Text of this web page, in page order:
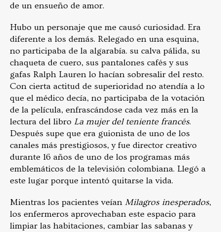
de un ensueño de amor.
Hubo un personaje que me causó curiosidad. Era
diferente a los demás. Relegado en una esquina,
no participaba de la algarabía. su calva pálida, su
chaqueta de cuero, sus pantalones cafés y sus
gafas Ralph Lauren lo hacían sobresalir del resto.
Con cierta actitud de superioridad no atendía a lo
que el médico decía, no participaba de la votación
de la película, enfrascándose cada vez más en la
lectura del libro La mujer del teniente francés.
Después supe que era guionista de uno de los
canales más prestigiosos, y fue director creativo
durante 16 años de uno de los programas más
emblemáticos de la televisión colombiana. Llegó a
este lugar porque intentó quitarse la vida.
Mientras los pacientes veían Milagros inesperados,
los enfermeros aprovechaban este espacio para
limpiar las habitaciones, cambiar las sabanas y